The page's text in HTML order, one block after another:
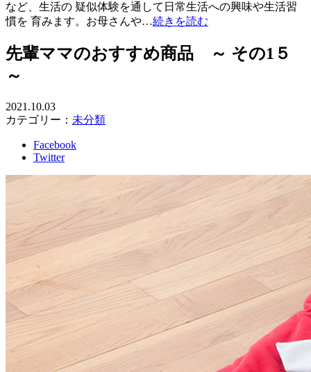
など、生活の 疑似体験を通して日常生活への興味や生活習
慣を 育みます。お母さんや…続きを読む
先輩ママのおすすめ商品 ～ その1５
～
2021.10.03
カテゴリー： 未分類
Facebook
Twitter